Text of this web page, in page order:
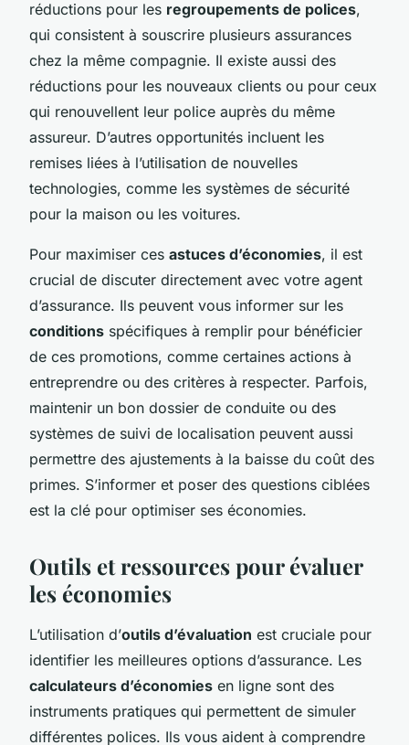
réductions pour les regroupements de polices,
qui consistent à souscrire plusieurs assurances
chez la même compagnie. Il existe aussi des
réductions pour les nouveaux clients ou pour ceux
qui renouvellent leur police auprès du même
assureur. D’autres opportunités incluent les
remises liées à l’utilisation de nouvelles
technologies, comme les systèmes de sécurité
pour la maison ou les voitures.
Pour maximiser ces astuces d’économies, il est
crucial de discuter directement avec votre agent
d’assurance. Ils peuvent vous informer sur les
conditions spécifiques à remplir pour bénéficier
de ces promotions, comme certaines actions à
entreprendre ou des critères à respecter. Parfois,
maintenir un bon dossier de conduite ou des
systèmes de suivi de localisation peuvent aussi
permettre des ajustements à la baisse du coût des
primes. S’informer et poser des questions ciblées
est la clé pour optimiser ses économies.
Outils et ressources pour évaluer
les économies
L’utilisation d’outils d’évaluation est cruciale pour
identifier les meilleures options d’assurance. Les
calculateurs d’économies en ligne sont des
instruments pratiques qui permettent de simuler
différentes polices. Ils vous aident à comprendre